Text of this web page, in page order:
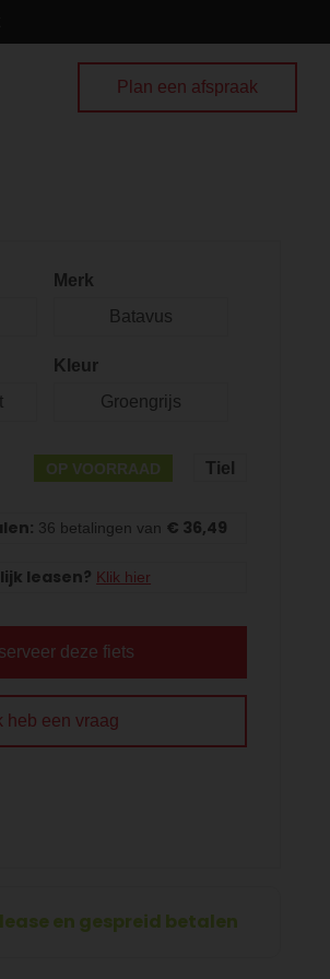
Plan een afspraak
Merk
Batavus
Kleur
Groengrijs
OP VOORRAAD Tiel
36 betalingen van € 36,49
leasen? Klik hier
deze fiets
heb een vraag
en gespreid betalen